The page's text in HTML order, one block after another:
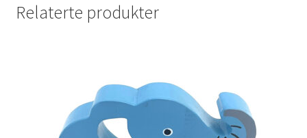
Relaterte produkter